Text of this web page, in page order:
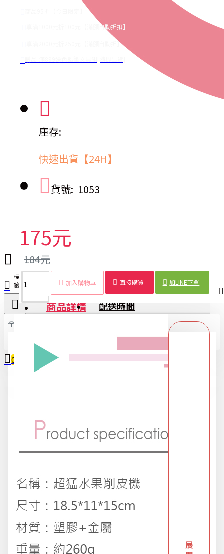
全部
全部
DIY專區
五金用品
交換禮物專區 95折
0
享滿1000元折100元【滿額自動折扣】
享滿2000元折250元【滿額自動折】
庫存:
快速出貨【24H】
貨號: 1053
175元
184元
加入購物車 直接購買 加LINE下單
標
籤：
皮機
皮機
器
處理
神器
商品詳情 配送時間
展